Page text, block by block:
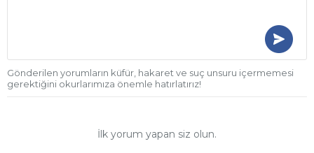
Gönderilen yorumların küfür, hakaret ve suç unsuru içermemesi
gerektiğini okurlarımıza önemle hatırlatırız!
İlk yorum yapan siz olun.